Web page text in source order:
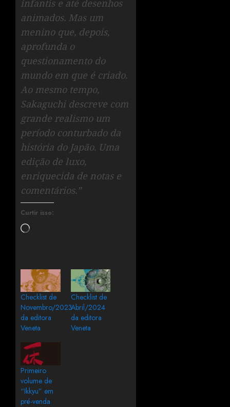
infantis e até desenhos
animados. Mas um
menino que, depois,
aprofunda o
questionamento do
mundo em que é criado.
Ao mesmo tempo,
Sakaguchi descreve com
grande realismo um
período conturbado da
história do Japão. Uma
edição de luxo,
enriquecida de notas e
comentários.”
Curtir isso:
Checklist de
Novembro/2023
da editora
Veneta
Checklist de
Abril/2024
da editora
Veneta
Primeiro
volume de
“Ikkyu” em
pré-venda